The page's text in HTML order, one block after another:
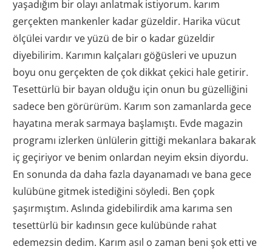
yaşadığım bir olayı anlatmak istiyorum. karım
gerçekten mankenler kadar güzeldir. Harika vücut
ölçülei vardır ve yüzü de bir o kadar güzeldir
diyebilirim. Karımın kalçaları göğüsleri ve upuzun
boyu onu gerçekten de çok dikkat çekici hale getirir.
Tesettürlü bir bayan olduğu için onun bu güzelliğini
sadece ben görürürüm. Karım son zamanlarda gece
hayatına merak sarmaya başlamıştı. Evde magazin
programı izlerken ünlülerin gittiği mekanlara bakarak
iç geçiriyor ve benim onlardan neyim eksin diyordu.
En sonunda da daha fazla dayanamadı ve bana gece
kulübüne gitmek istediğini söyledi. Ben çopk
şaşırmıştım. Aslında gidebilirdik ama karıma sen
tesettürlü bir kadınsın gece kulübünde rahat
edemezsin dedim. Karım asıl o zaman beni şok etti ve